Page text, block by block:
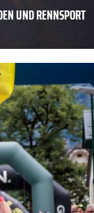
UND RENNSPORT